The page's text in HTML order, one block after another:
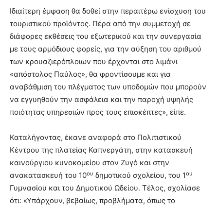
Ιδιαίτερη έμφαση θα δοθεί στην περαιτέρω ενίσχυση του
τουριστικού προϊόντος. Πέρα από την συμμετοχή σε
διάφορες εκθέσεις του εξωτερικού και την συνεργασία
με τους αρμόδιους φορείς, για την αύξηση του αριθμού
των κρουαζιερόπλοιων που έρχονται στο λιμάνι
«απόστολος Παύλος», θα φροντίσουμε και για
αναβάθμιση του πλέγματος των υποδομών που μπορούν
να εγγυηθούν την ασφάλεια και την παροχή υψηλής
ποιότητας υπηρεσιών προς τους επισκέπτες», είπε.
Καταλήγοντας, έκανε αναφορά στο Πολιτιστικού
Κέντρου της πλατείας Καπνεργάτη, στην κατασκευή
καινούργιου κυνοκομείου στον Ζυγό και στην
ανακατασκευή του 10ου δημοτικού σχολείου, του 1ου
Γυμνασίου και του Δημοτικού Ωδείου. Τέλος, σχολίασε
ότι: «Υπάρχουν, βεβαίως, προβλήματα, όπως το